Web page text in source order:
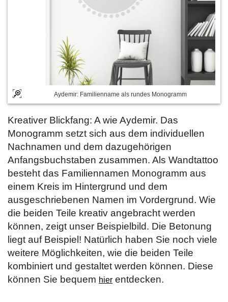
Aydemir: Familienname als rundes Monogramm
Kreativer Blickfang: A wie Aydemir. Das
Monogramm setzt sich aus dem individuellen
Nachnamen und dem dazugehörigen
Anfangsbuchstaben zusammen. Als Wandtattoo
besteht das Familiennamen Monogramm aus
einem Kreis im Hintergrund und dem
ausgeschriebenen Namen im Vordergrund. Wie
die beiden Teile kreativ angebracht werden
können, zeigt unser Beispielbild. Die Betonung
liegt auf Beispiel! Natürlich haben Sie noch viele
weitere Möglichkeiten, wie die beiden Teile
kombiniert und gestaltet werden können. Diese
können Sie bequem hier entdecken.